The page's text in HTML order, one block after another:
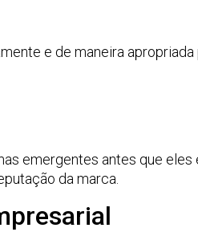
e de maneira
emergentes antes que eles
da marca.